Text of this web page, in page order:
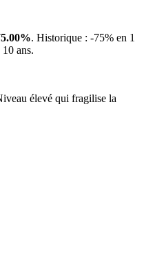
. Historique : -75% en 1
ans.
élevé qui fragilise la